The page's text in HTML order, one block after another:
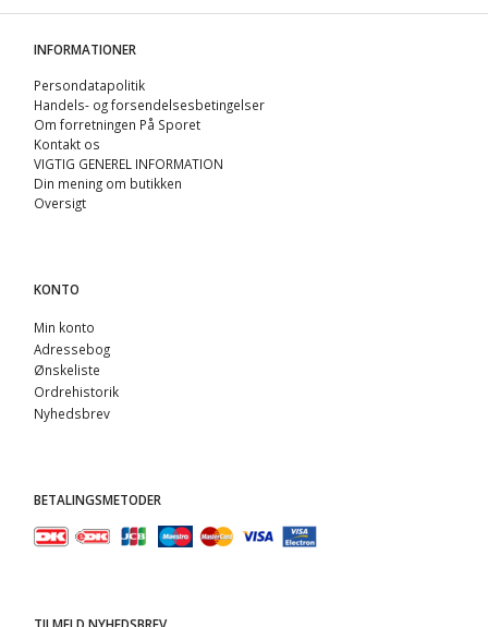
INFORMATIONER
Persondatapolitik
Handels- og forsendelsesbetingelser
Om forretningen På Sporet
Kontakt os
VIGTIG GENEREL INFORMATION
Din mening om butikken
Oversigt
KONTO
Min konto
Adressebog
Ønskeliste
Ordrehistorik
Nyhedsbrev
BETALINGSMETODER